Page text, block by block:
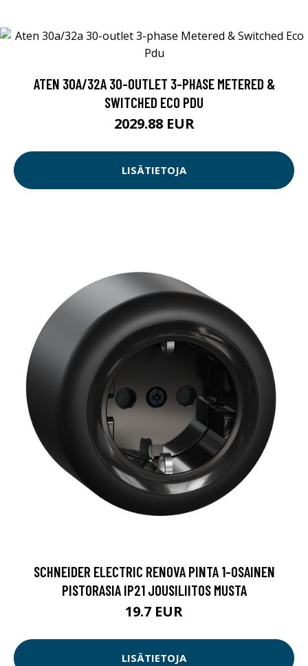
ATEN 30A/32A 30-OUTLET 3-PHASE METERED &
SWITCHED ECO PDU
2029.88 EUR
LISÄTIETOJA
SCHNEIDER ELECTRIC RENOVA PINTA 1-OSAINEN
PISTORASIA IP21 JOUSILIITOS MUSTA
19.7 EUR
LISÄTIETOJA